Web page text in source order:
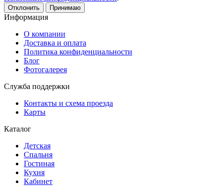
Отклонить Принимаю
Информация
О компании
Доставка и оплата
Политика конфиденциальности
Блог
Фотогалерея
Служба поддержки
Контакты и схема проезда
Карты
Каталог
Детская
Спальня
Гостиная
Кухня
Кабинет